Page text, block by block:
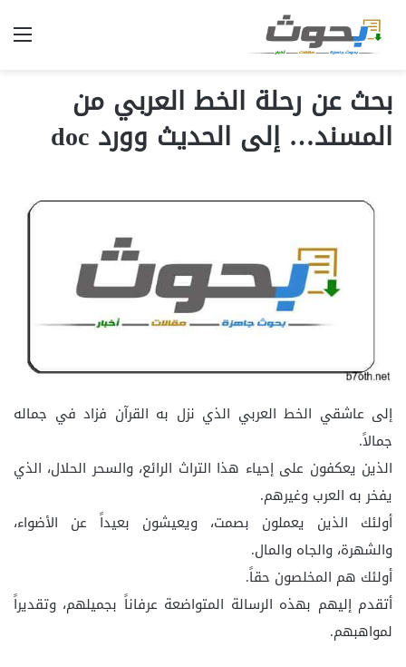
بحث عن رحلة الخط العربي من
المسند… إلى الحديث وورد doc
إلى عاشقي الخط العربي الذي نزل به القرآن فزاد في جماله
جمالاً.
الذين يعكفون على إحياء هذا التراث الرائع، والسحر الحلال، الذي
يفخر به العرب وغيرهم.
أولئك الذين يعملون بصمت، ويعيشون بعيداً عن الأضواء،
والشهرة، والجاه والمال.
أولئك هم المخلصون حقاً.
أتقدم إليهم بهذه الرسالة المتواضعة عرفاناً بجميلهم، وتقديراً
لمواهبهم.